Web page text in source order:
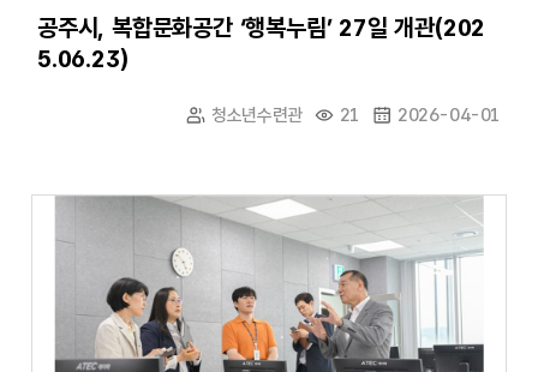
공주시, 복합문화공간 ‘행복누림’ 27일 개관(202
5.06.23)
청소년수련관 21 2026-04-01